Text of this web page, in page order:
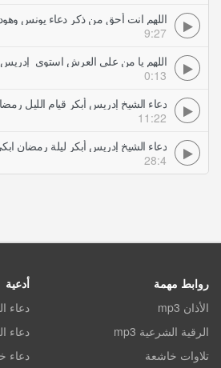
9:27
اللهم يا من على العرش استوى إدريس
0:13
11:22
28:4
روابط مهمة
الأذان mp3
الرقية الشرعية mp3
تلاوات خاشعة
أدعية
دعاء
دعاء
دعاء